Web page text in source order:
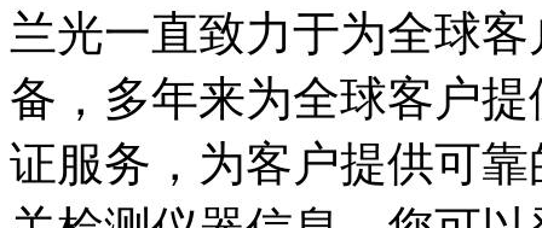
兰光一直致力于为全球
备，多年来为全球客户
证服务，为客户提供可